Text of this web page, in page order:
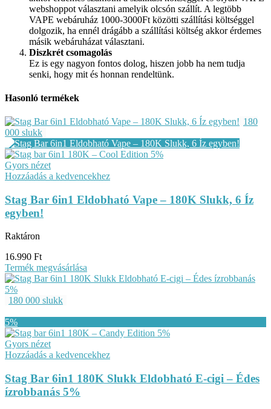
webshoppot választani amelyik olcsón szállít. A legtöbb
VAPE webáruház 1000-3000Ft közötti szállítási költséggel
dolgozik, ha ennél drágább a szállítási költség akkor érdemes
másik webáruházat választani.
Diszkrét csomagolás
Ez is egy nagyon fontos dolog, hiszen jobb ha nem tudja
senki, hogy mit és honnan rendeltünk.
Hasonló termékek
180
000 slukk
Gyors nézet
Hozzáadás a kedvencekhez
Stag Bar 6in1 Eldobható Vape – 180K Slukk, 6 Íz
egyben!
Raktáron
16.990 Ft
Termék megvásárlása
180 000 slukk
Gyors nézet
Hozzáadás a kedvencekhez
Stag Bar 6in1 180K Slukk Eldobható E-cigi – Édes
ízrobbanás 5%